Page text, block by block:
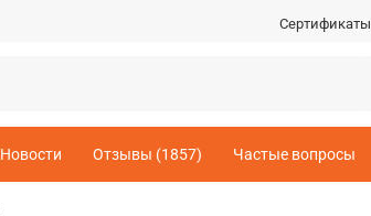
Сертификаты
Новости Отзывы (1857) Частые вопросы